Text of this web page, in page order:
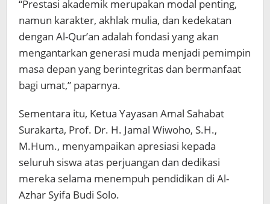
“Prestasi akademik merupakan modal penting,
namun karakter, akhlak mulia, dan kedekatan
dengan Al-Qur’an adalah fondasi yang akan
mengantarkan generasi muda menjadi pemimpin
masa depan yang berintegritas dan bermanfaat
bagi umat,” paparnya.
Sementara itu, Ketua Yayasan Amal Sahabat
Surakarta, Prof. Dr. H. Jamal Wiwoho, S.H.,
M.Hum., menyampaikan apresiasi kepada
seluruh siswa atas perjuangan dan dedikasi
mereka selama menempuh pendidikan di Al-
Azhar Syifa Budi Solo.